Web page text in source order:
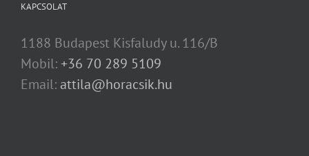
KAPCSOLAT
1188 Budapest Kisfaludy u. 116/B
Mobil:+36 70 289 5109
Email: attila@horacsik.hu